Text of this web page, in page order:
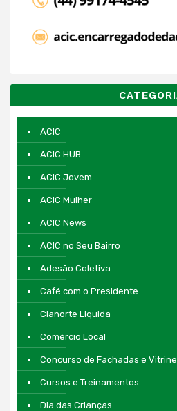
ACIC
ACIC HUB
ACIC Jovem
ACIC Mulher
ACIC News
ACIC no Seu Bairro
Adesão Coletiva
Café com o Presidente
Cianorte Liquida
Comércio Local
Concurso de Fachadas e
Cursos e Treinamentos
Dia das Crianças